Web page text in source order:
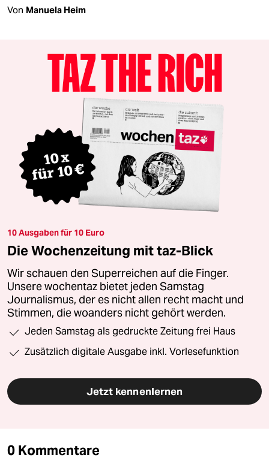
Von Manuela Heim
10 Ausgaben für 10 Euro
Die Wochenzeitung mit taz-Blick
Wir schauen den Superreichen auf die Finger.
Unsere wochentaz bietet jeden Samstag
Journalismus, der es nicht allen recht macht und
Stimmen, die woanders nicht gehört werden.
Jeden Samstag als gedruckte Zeitung frei Haus
Zusätzlich digitale Ausgabe inkl. Vorlesefunktion
Jetzt kennenlernen
0 Kommentare